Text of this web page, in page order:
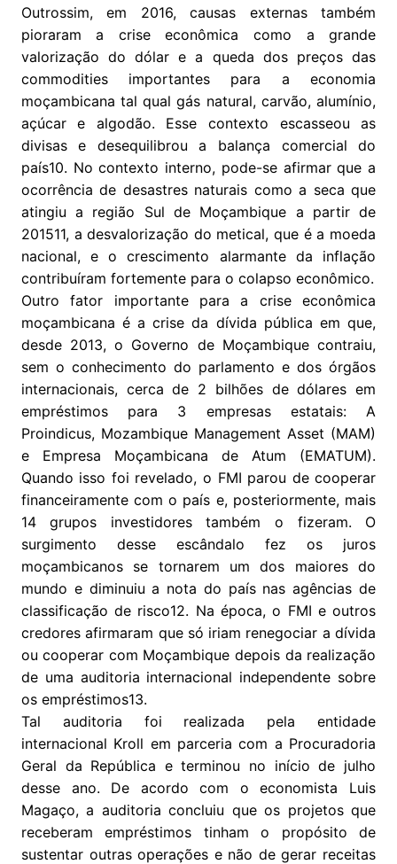
Outrossim, em 2016, causas externas também
pioraram a crise econômica como a grande
valorização do dólar e a queda dos preços das
commodities importantes para a economia
moçambicana tal qual gás natural, carvão, alumínio,
açúcar e algodão. Esse contexto escasseou as
divisas e desequilibrou a balança comercial do
país10. No contexto interno, pode-se afirmar que a
ocorrência de desastres naturais como a seca que
atingiu a região Sul de Moçambique a partir de
201511, a desvalorização do metical, que é a moeda
nacional, e o crescimento alarmante da inflação
contribuíram fortemente para o colapso econômico.
Outro fator importante para a crise econômica
moçambicana é a crise da dívida pública em que,
desde 2013, o Governo de Moçambique contraiu,
sem o conhecimento do parlamento e dos órgãos
internacionais, cerca de 2 bilhões de dólares em
empréstimos para 3 empresas estatais: A
Proindicus, Mozambique Management Asset (MAM)
e Empresa Moçambicana de Atum (EMATUM).
Quando isso foi revelado, o FMI parou de cooperar
financeiramente com o país e, posteriormente, mais
14 grupos investidores também o fizeram. O
surgimento desse escândalo fez os juros
moçambicanos se tornarem um dos maiores do
mundo e diminuiu a nota do país nas agências de
classificação de risco12. Na época, o FMI e outros
credores afirmaram que só iriam renegociar a dívida
ou cooperar com Moçambique depois da realização
de uma auditoria internacional independente sobre
os empréstimos13.
Tal auditoria foi realizada pela entidade
internacional Kroll em parceria com a Procuradoria
Geral da República e terminou no início de julho
desse ano. De acordo com o economista Luis
Magaço, a auditoria concluiu que os projetos que
receberam empréstimos tinham o propósito de
sustentar outras operações e não de gerar receitas